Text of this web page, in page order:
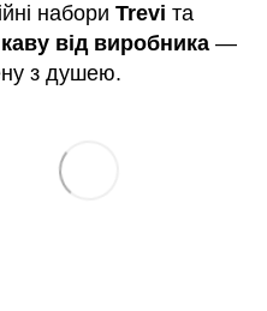
набори Trevi та
каву від виробника —
з душею.